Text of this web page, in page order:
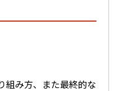
組み方、また最終的な